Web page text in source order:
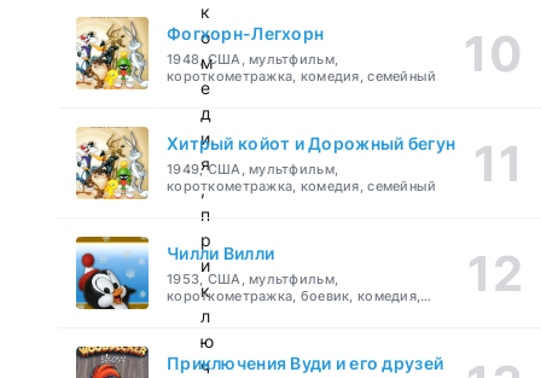
к
о
м
е
д
и
я
,
п
р
и
к
л
ю
ч
Фогхорн-Легхорн
1948, США, мультфильм,
короткометражка, комедия, семейный
Хитрый койот и Дорожный бегун
1949, США, мультфильм,
короткометражка, комедия, семейный
Чилли Вилли
1953, США, мультфильм,
короткометражка, боевик, комедия,
приключения, семейный
Приключения Вуди и его друзей